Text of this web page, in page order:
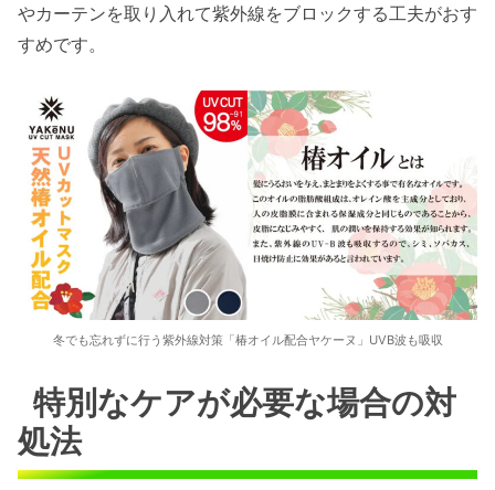
やカーテンを取り入れて紫外線をブロックする工夫がおす
すめです。
冬でも忘れずに行う紫外線対策「椿オイル配合ヤケーヌ」UVB波も吸収
特別なケアが必要な場合の対
処法